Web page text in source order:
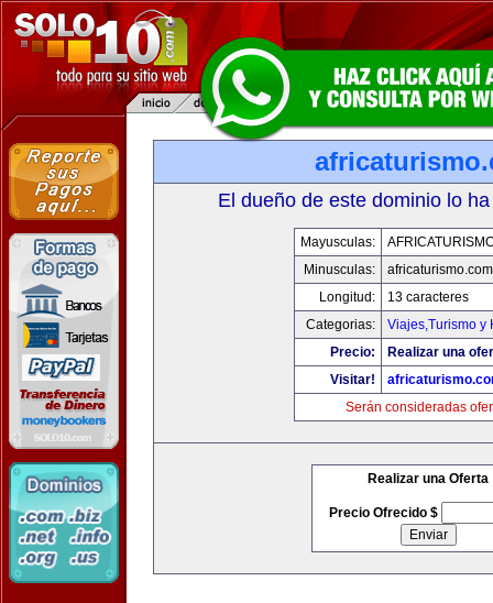
El dueño de este dominio lo
Mayusculas:
Minusculas:
africaturismo.com
Longitud:
13 caracteres
Categorias:
Viajes,Turismo y
Precio:
Realizar una
Visitar!
Serán consideradas
Realizar una Oferta
Precio Ofrecido $